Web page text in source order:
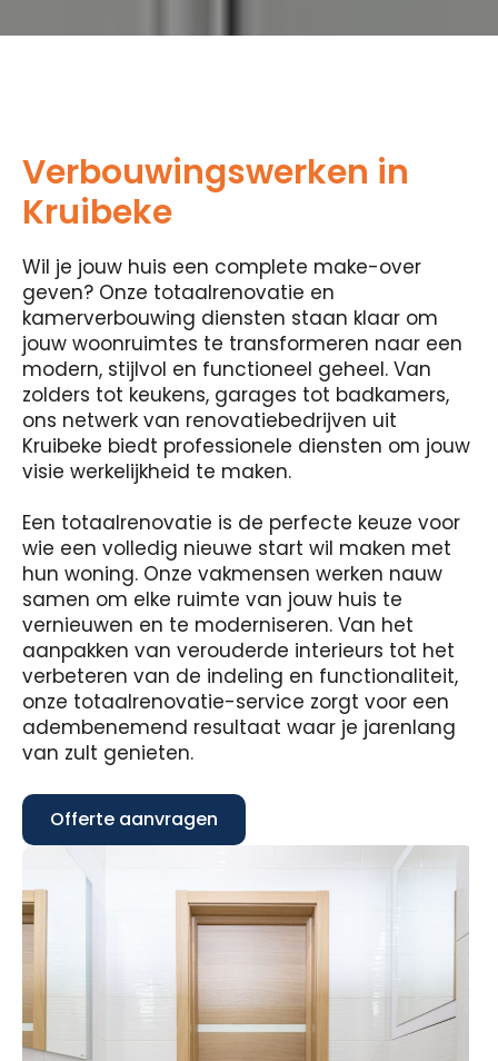
Verbouwingswerken in
Kruibeke
Wil je jouw huis een complete make-over
geven? Onze totaalrenovatie en
kamerverbouwing diensten staan ​​klaar om
jouw woonruimtes te transformeren naar een
modern, stijlvol en functioneel geheel. Van
zolders tot keukens, garages tot badkamers,
ons netwerk van renovatiebedrijven uit
Kruibeke biedt professionele diensten om jouw
visie werkelijkheid te maken.
Een totaalrenovatie is de perfecte keuze voor
wie een volledig nieuwe start wil maken met
hun woning. Onze vakmensen werken nauw
samen om elke ruimte van jouw huis te
vernieuwen en te moderniseren. Van het
aanpakken van verouderde interieurs tot het
verbeteren van de indeling en functionaliteit,
onze totaalrenovatie-service zorgt voor een
adembenemend resultaat waar je jarenlang
van zult genieten.
Offerte aanvragen